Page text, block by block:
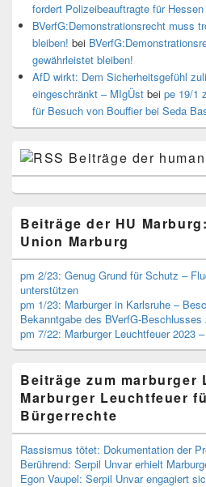
fordert Polizeibeauftragte für Hessen
BVerfG:Demonstrationsrecht muss
bleiben! bei
gewährleistet bleiben!
AfD wirkt: Dem Sicherheitsgefühl
eingeschränkt – MIgÜst bei pe 19/1
für Besuch von Bouffier bei Seda
Beiträge der
Beiträge der HU
Union Marburg
pm 2/23: Genug Grund für Schutz –
unterstützen
pm 1/23: Marburger in Karlsruhe –
Bekanntgabe des BVerfG-
pm 7/22: Marburger Leuchtfeuer 2023
Beiträge zum marburger
Marburger Leuchtfeuer
Bürgerrechte
Rassismus tötet: Dokumentation der
Berührend: Serpil Unvar erhielt
Egon Vaupel: Serpil Unvar engagiert